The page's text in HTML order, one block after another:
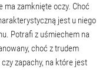
ma zamknięte oczy. Choć
jest u niego
Potrafi z uśmiechem na
choć z trudem
zapachy, na które jest